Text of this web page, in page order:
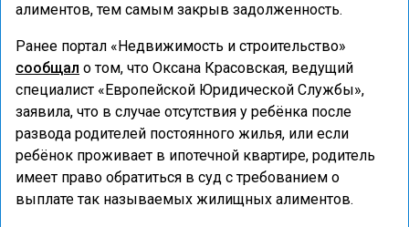
алиментов, тем самым закрыв задолженность.
Ранее портал «Недвижимость и строительство»
сообщал о том, что Оксана Красовская, ведущий
специалист «Европейской Юридической Службы»,
заявила, что в случае отсутствия у ребёнка после
развода родителей постоянного жилья, или если
ребёнок проживает в ипотечной квартире, родитель
имеет право обратиться в суд с требованием о
выплате так называемых жилищных алиментов.